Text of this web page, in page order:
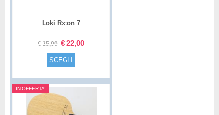
Loki Rxton 7
€25,00 € 22,00
SCEGLI
IN OFFERTA!